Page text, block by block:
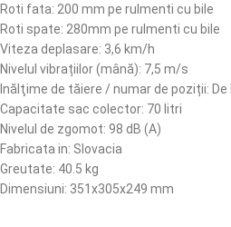
Roti fata: 200 mm pe rulmenti cu bile
Roti spate: 280mm pe rulmenti cu bile
Viteza deplasare: 3,6 km/h
Nivelul vibrațiilor (mână): 7,5 m/s
Inălţime de tăiere / numar de poziții:
Capacitate sac colector: 70 litri
Nivelul de zgomot: 98 dB (A)
Fabricata in: Slovacia
Greutate: 40.5 kg
Dimensiuni: 351x305x249 mm